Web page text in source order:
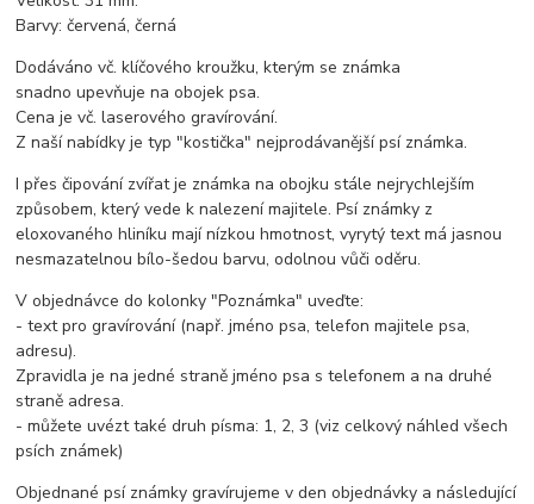
Barvy: červená, černá
Dodáváno vč. klíčového kroužku, kterým se známka
snadno upevňuje na obojek psa.
Cena je vč. laserového gravírování.
Z naší nabídky je typ "kostička" nejprodávanější psí známka.
I přes čipování zvířat je známka na obojku stále nejrychlejším
způsobem, který vede k nalezení majitele. Psí známky z
eloxovaného hliníku mají nízkou hmotnost, vyrytý text má jasnou
nesmazatelnou bílo-šedou barvu, odolnou vůči oděru.
V objednávce do kolonky "Poznámka" uveďte:
- text pro gravírování (např. jméno psa, telefon majitele psa,
adresu).
Zpravidla je na jedné straně jméno psa s telefonem a na druhé
straně adresa.
- můžete uvézt také druh písma: 1, 2, 3 (viz celkový náhled všech
psích známek)
Objednané psí známky gravírujeme v den objednávky a následující